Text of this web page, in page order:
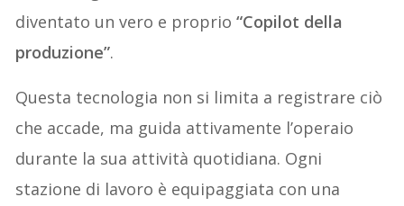
diventato un vero e proprio“Copilot della
produzione”.
Questa tecnologia non si limita a registrare ciò
che accade, ma guida attivamente l’operaio
durante la sua attività quotidiana. Ogni
stazione di lavoro è equipaggiata con una